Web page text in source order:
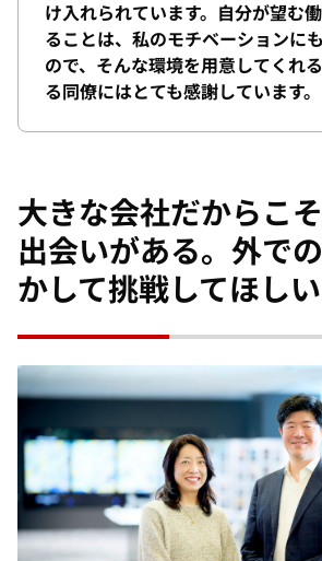
け入れられています。自分が望む
ることは、私のモチベーションに
ので、そんな環境を用意してくれ
る同僚にはとても感謝しています。
大きな会社だからこ
出会いがある。外で
かして挑戦してほしい